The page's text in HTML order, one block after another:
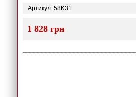
Артикул: 58K31
1 828 грн